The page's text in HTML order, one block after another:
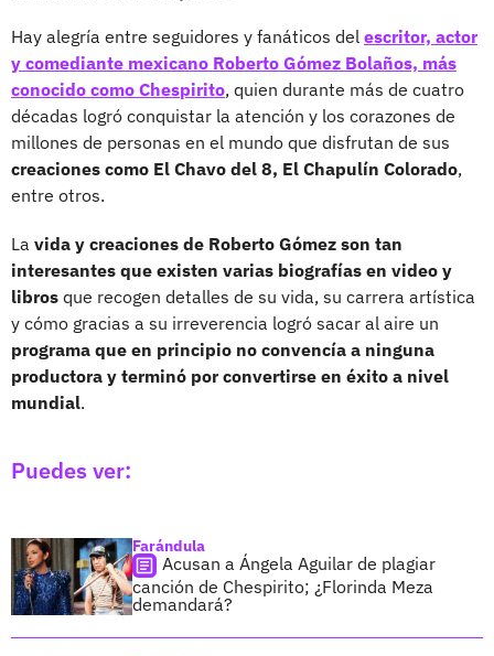
Hay alegría entre seguidores y fanáticos del escritor, actor
y comediante mexicano Roberto Gómez Bolaños, más
conocido como Chespirito, quien durante más de cuatro
décadas logró conquistar la atención y los corazones de
millones de personas en el mundo que disfrutan de sus
creaciones como El Chavo del 8, El Chapulín Colorado,
entre otros.
La vida y creaciones de Roberto Gómez son tan
interesantes que existen varias biografías en video y
libros que recogen detalles de su vida, su carrera artística
y cómo gracias a su irreverencia logró sacar al aire un
programa que en principio no convencía a ninguna
productora y terminó por convertirse en éxito a nivel
mundial.
Puedes ver:
Farándula
Acusan a Ángela Aguilar de plagiar
canción de Chespirito; ¿Florinda Meza
demandará?